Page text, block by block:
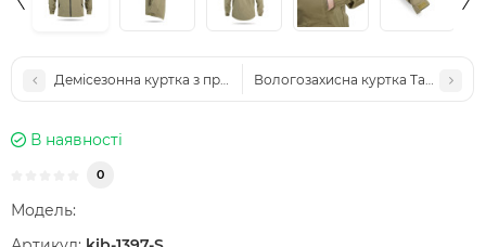
Демісезонна куртка з прихованим капюшоном та
Вологозахисна куртка Tactical
В наявності
0
Модель: